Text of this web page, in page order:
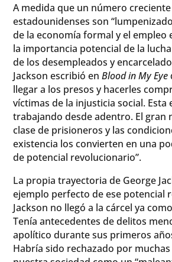
A medida que un número
estadounidenses son
de la economía formal y el empleo
la importancia potencial de la
de los desempleados y
Jackson escribió enBlood in My Eye
llegar a los presos y hacerles
víctimas de la injusticia social. Esta
trabajando desde adentro. El gran
clase de prisioneros y las
existencia los convierten en una
de potencial revolucionario”.
La propia trayectoria de George
ejemplo perfecto de ese potencial
Jackson no llegó a la cárcel ya
Tenía antecedentes de delitos
apolítico durante sus primeros
Habría sido rechazado por